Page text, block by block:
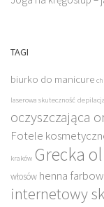
TAGI
biurko do manicure
laserowa skuteczność
oczyszczająca
Fotele
kraków Grecka
włosów henna
internetowy